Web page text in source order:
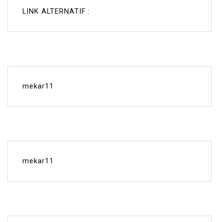
LINK ALTERNATIF :
mekar11
mekar11